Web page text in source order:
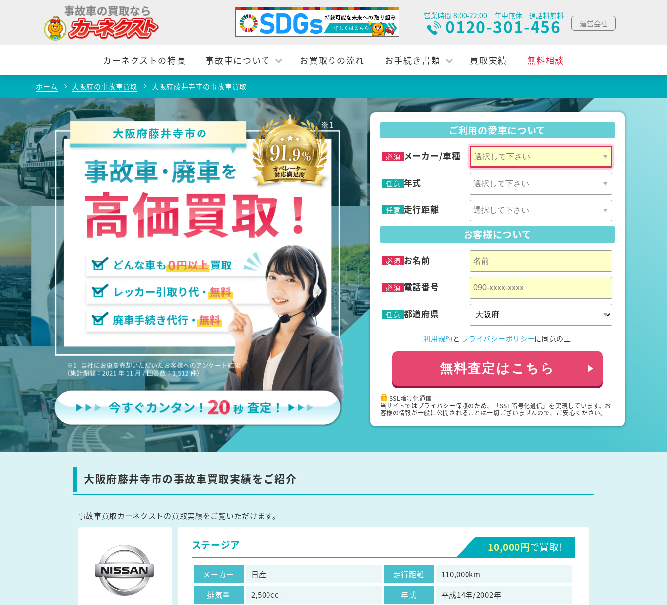
営業時間 8:00-22:00 年中無休 通話料無料
0120-301-456 運営会社
カーネクストの特長 事故車について お買取りの流れ お手続き書類 買取実績 無料相談
ホーム 大阪府の事故車買取 大阪府藤井寺市の事故車買取
大阪府藤井寺市の ご利用の愛車について
必須 メーカー/車種
任意 年式
任意 走行距離
お客様について
必須 お名前
必須 電話番号
任意 都道府県
利用規約 と プライバシーポリシーに同意の上
無料査定はこちら
SSL暗号化通信
当サイトではプライバシー保護のため、「SSL暗号化通信」を実現しています。お
客様の情報が一般に公開されることは一切ございませんので、ご安心ください。
大阪府藤井寺市の事故車買取実績をご紹介
事故車買取カーネクストの買取実績をご覧いただけます。
ステージア 10,000円で買取!
メーカー 日産 走行距離
110,000km
排気量
2,500cc 年式 平成14年/2002年